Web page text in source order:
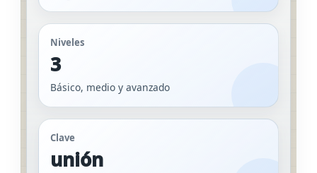
Niveles
3
Básico, medio y avanzado
Clave
unión